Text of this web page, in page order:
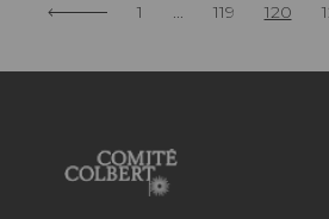
1 ... 119 120